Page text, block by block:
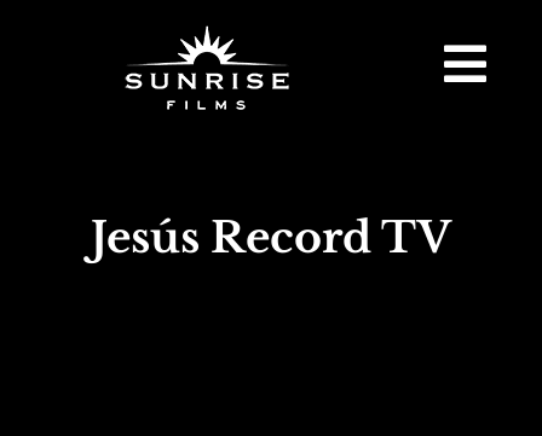
Jesús Record TV